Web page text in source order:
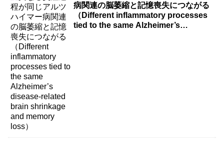
病関連の脳萎縮と記憶喪失につながる
（Different inflammatory processes
tied to the same Alzheimer’s